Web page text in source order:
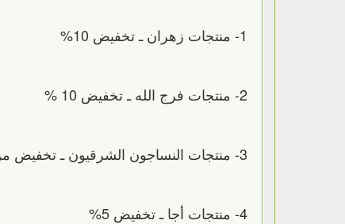
1- منتجات زهران ـ تخفيض 10%
2- منتجات فرج الله ـ تخفيض 10 %
3- منتجات النساجون الشرقيون ـ تخفيض من 15 الى 50 %
4- منتجات أجا ـ تخفيض 5%